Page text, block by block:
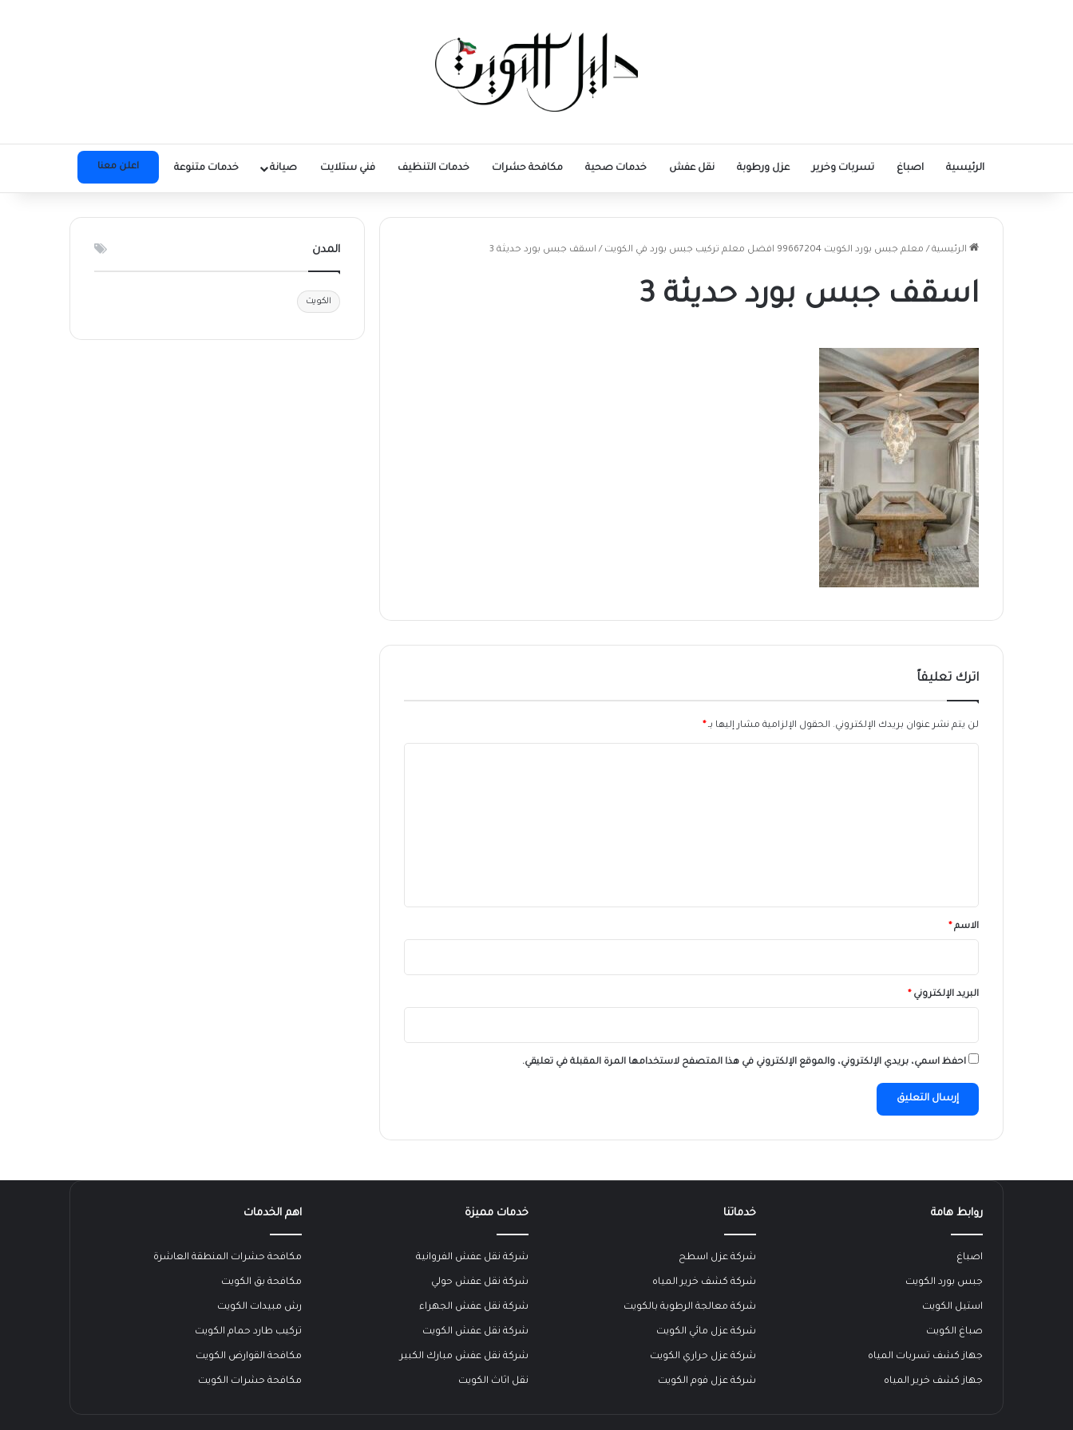
الرئيسية اصباغ تسربات وخرير عزل ورطوبة نقل عفش خدمات صحية مكافحة حشرات خدمات التنظيف فني ستلايت صيانة خدمات متنوعة اعلن معنا
الرئيسية / معلم جبس بورد الكويت 99667204 افضل معلم تركيب جبس بورد في الكويت / اسقف جبس بورد حديثة 3
اسقف جبس بورد حديثة 3
اترك تعليقاً
لن يتم نشر عنوان بريدك الإلكتروني. الحقول الإلزامية مشار إليها بـ*
*الاسم*
البريد الإلكتروني*
احفظ اسمي، بريدي الإلكتروني، والموقع الإلكتروني في هذا المتصفح لاستخدامها المرة المقبلة في تعليقي.
المدن
الكويت
روابط هامة
اصباغ
جبس بورد الكويت
استيل الكويت
صباغ الكويت
جهاز كشف تسربات المياه
جهاز كشف خرير المياه
خدماتنا
شركة عزل اسطح
شركة كشف خرير المياه
شركة معالجة الرطوبة بالكويت
شركة عزل مائي الكويت
شركة عزل حراري الكويت
شركة عزل فوم الكويت
خدمات مميزة
شركة نقل عفش الفروانية
شركة نقل عفش حولي
شركة نقل عفش الجهراء
شركة نقل عفش الكويت
شركة نقل عفش مبارك الكبير
نقل اثاث الكويت
اهم الخدمات
مكافحة حشرات المنطقة العاشرة
مكافحة بق الكويت
رش مبيدات الكويت
تركيب طارد حمام الكويت
مكافحة القوارض الكويت
مكافحة حشرات الكويت